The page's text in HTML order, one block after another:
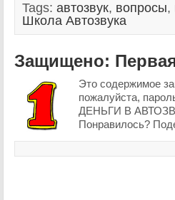
Tags: автозвук, вопросы,
Школа Автозвука
Защищено:
Это содержимое
пожалуйста,
ДЕНЬГИ В
Понравилось?